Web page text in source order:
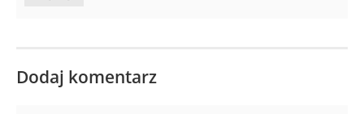
Dodaj komentarz